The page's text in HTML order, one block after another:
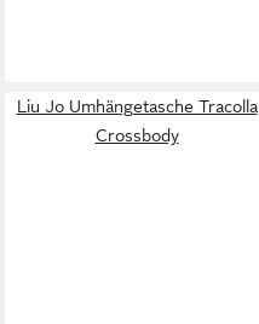
Liu Jo Umhängetasche Tracolla
Crossbody